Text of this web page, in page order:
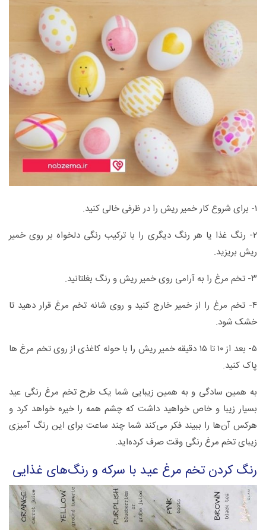
۱- برای شروع کار خمیر ریش را در ظرفی خالی کنید.
۲- رنگ غذا یا هر رنگ دیگری را با ترکیب رنگی دلخواه بر روی خمیر
ریش بریزید.
۳- تخم مرغ را به آرامی روی خمیر ریش و رنگ بغلتانید.
۴- تخم مرغ را از خمیر خارج کنید و روی شانه تخم مرغ قرار دهید تا
خشک شود.
۵- بعد از ۱۰ تا ۱۵ دقیقه خمیر ریش را با حوله کاغذی از روی تخم مرغ ها
پاک کنید.
به همین سادگی و به همین زیبایی شما یک طرح تخم مرغ رنگی عید
بسیار زیبا و خاص خواهید داشت که چشم همه را خیره خواهد کرد و
هرکس آن‌ها را ببیند فکر می‌کند شما چند ساعت برای این رنگ آمیزی
زیبای تخم مرغ رنگی وقت صرف کرده‌اید.
رنگ کردن تخم مرغ عید با سرکه و رنگ‌های غذایی